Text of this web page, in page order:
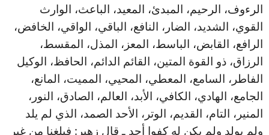
الرءوف، الرحيم، المبدئ، المعيد، الباعث، الوارث
القوي، الشديد، الضار، النافع، الباقي، الواقي، الخافض،
الرافع، القابض، الباسط، المعز، المذل، المقسط،
الرزاق، ذو القوة المتين، القائم الدائم، الحافظ، الوكيل
الفاطر، السامع، المعطي، المحيي، المميت، المانع،
الجامع، الهادي، الكافي، الأبد، العالم، الصادق، النور،
المنير، التام، القديم، الوتر، الأحد الصمد، الذي لم يلد
ولم يولد ولم يكن له كفوا أحد ـ قال زهير: فبلغنا من غير